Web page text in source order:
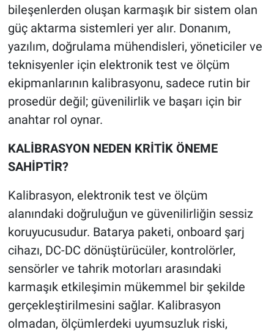
bileşenlerden oluşan karmaşık bir sistem olan
güç aktarma sistemleri yer alır. Donanım,
yazılım, doğrulama mühendisleri, yöneticiler ve
teknisyenler için elektronik test ve ölçüm
ekipmanlarının kalibrasyonu, sadece rutin bir
prosedür değil; güvenilirlik ve başarı için bir
anahtar rol oynar.
KALİBRASYON NEDEN KRİTİK ÖNEME
SAHİPTİR?
Kalibrasyon, elektronik test ve ölçüm
alanındaki doğruluğun ve güvenilirliğin sessiz
koruyucusudur. Batarya paketi, onboard şarj
cihazı, DC-DC dönüştürücüler, kontrolörler,
sensörler ve tahrik motorları arasındaki
karmaşık etkileşimin mükemmel bir şekilde
gerçekleştirilmesini sağlar. Kalibrasyon
olmadan, ölçümlerdeki uyumsuzluk riski,